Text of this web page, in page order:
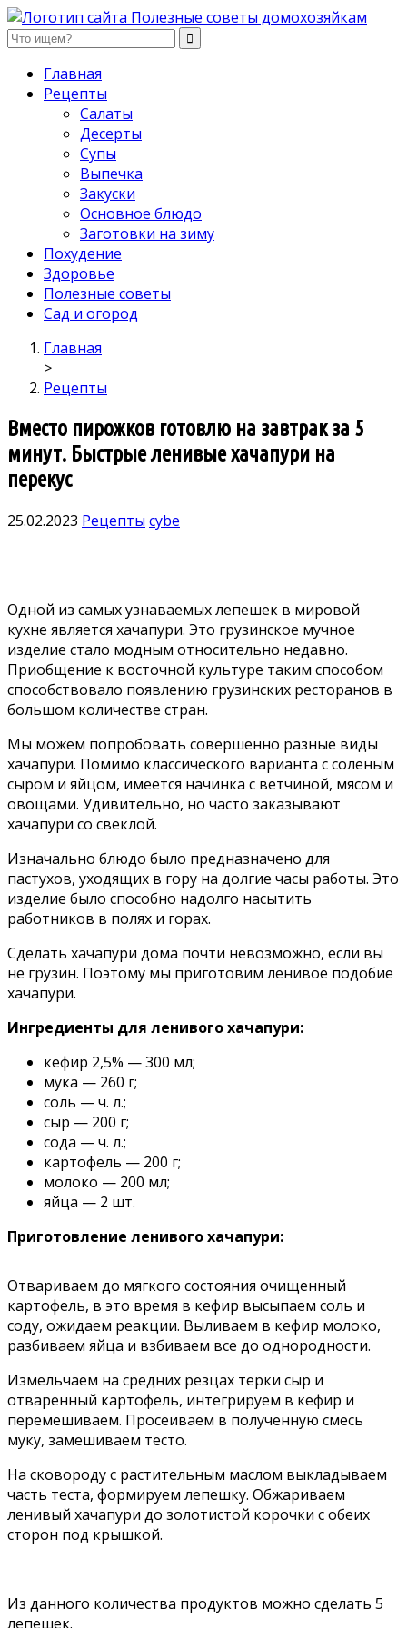
Полезные советы домохозяйкам
Главная
Рецепты
Салаты
Десерты
Супы
Выпечка
Закуски
Основное блюдо
Заготовки на зиму
Похудение
Здоровье
Полезные советы
Сад и огород
Главная
>
Рецепты
Вместо пирожков готовлю на завтрак за 5
минут. Быстрые ленивые хачапури на
перекус
25.02.2023 Рецепты cybe
Одной из самых узнаваемых лепешек в мировой
кухне является хачапури. Это грузинское мучное
изделие стало модным относительно недавно.
Приобщение к восточной культуре таким способом
способствовало появлению грузинских ресторанов в
большом количестве стран.
Мы можем попробовать совершенно разные виды
хачапури. Помимо классического варианта с соленым
сыром и яйцом, имеется начинка с ветчиной, мясом и
овощами. Удивительно, но часто заказывают
хачапури со свеклой.
Изначально блюдо было предназначено для
пастухов, уходящих в гору на долгие часы работы. Это
изделие было способно надолго насытить
работников в полях и горах.
Сделать хачапури дома почти невозможно, если вы
не грузин. Поэтому мы приготовим ленивое подобие
хачапури.
Ингредиенты для ленивого хачапури:
кефир 2,5% — 300 мл;
мука — 260 г;
соль — ч. л.;
сыр — 200 г;
сода — ч. л.;
картофель — 200 г;
молоко — 200 мл;
яйца — 2 шт.
Приготовление ленивого хачапури:
Отвариваем до мягкого состояния очищенный
картофель, в это время в кефир высыпаем соль и
соду, ожидаем реакции. Выливаем в кефир молоко,
разбиваем яйца и взбиваем все до однородности.
Измельчаем на средних резцах терки сыр и
отваренный картофель, интегрируем в кефир и
перемешиваем. Просеиваем в полученную смесь
муку, замешиваем тесто.
На сковороду с растительным маслом выкладываем
часть теста, формируем лепешку. Обжариваем
ленивый хачапури до золотистой корочки с обеих
сторон под крышкой.
Из данного количества продуктов можно сделать 5
лепешек.